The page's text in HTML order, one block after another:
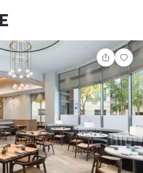
Partager